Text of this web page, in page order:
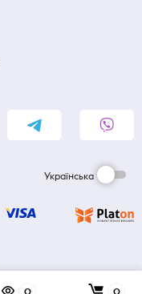
0 0
Українська